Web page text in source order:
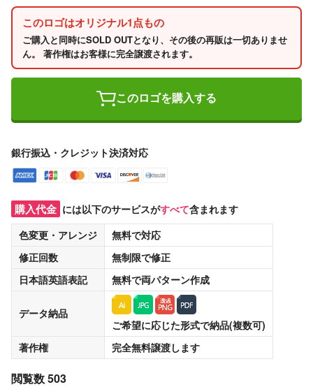
このロゴはオリジナル1点もの
ご購入と同時にSOLD OUTとなり、その後の再販は一切ありませ
ん。 著作権はお客様に完全譲渡されます。
このロゴを購入する
銀行振込・クレジット決済対応
購入代金 には以下のサービスがすべて含まれます
色変更・アレンジ
無料で対応
修正回数
無制限で修正
日本語英語表記
無料で両パターン作成
データ納品
ご希望に応じた形式で納品(複数可)
著作権
完全無料譲渡します
閲覧数 503